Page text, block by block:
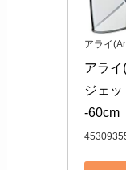
アライ
アライ
ジェ
-60cm